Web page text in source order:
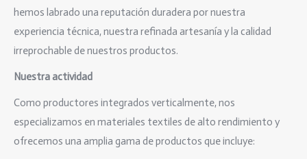
hemos labrado una reputación duradera por nuestra
experiencia técnica, nuestra refinada artesanía y la calidad
irreprochable de nuestros productos.
Nuestra actividad
Como productores integrados verticalmente, nos
especializamos en materiales textiles de alto rendimiento y
ofrecemos una amplia gama de productos que incluye: